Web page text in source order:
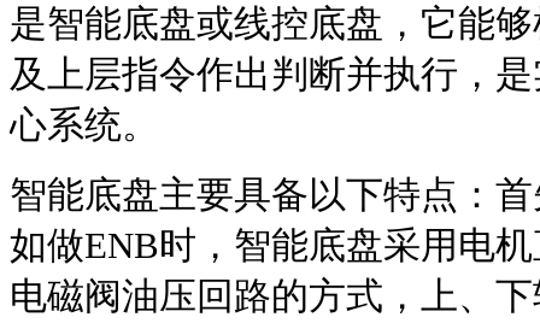
是智能底盘或线控底盘，它能
及上层指令作出判断并执行，
心系统。
智能底盘主要具备以下特点：
如做ENB时，智能底盘采用电
电磁阀油压回路的方式，上、